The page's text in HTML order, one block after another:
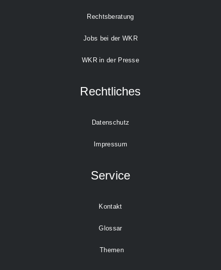
Rechtsberatung
Jobs bei der WKR
WKR in der Presse
Rechtliches
Datenschutz
Impressum
Service
Kontakt
Glossar
Themen